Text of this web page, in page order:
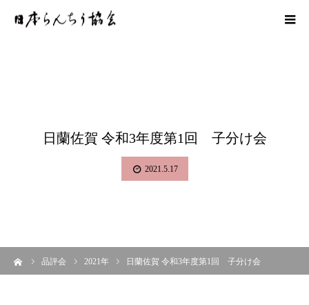
日蘭佐賀 令和3年度第1回 子分け会
2021.5.17
品評会 2021年 日蘭佐賀 令和3年度第1回 子分け会